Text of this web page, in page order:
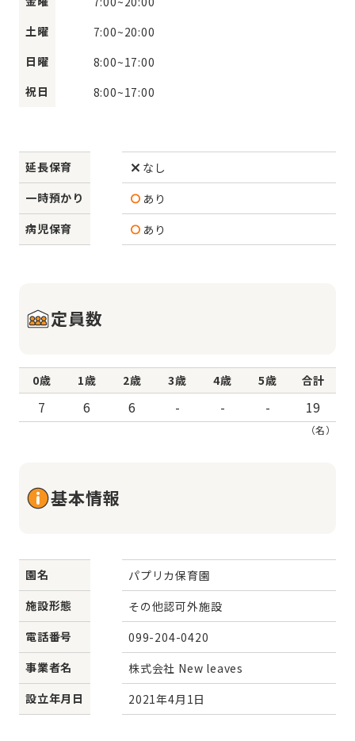
土曜
7:00~20:00
日曜
8:00~17:00
祝日
8:00~17:00
延長保育
なし
一時預かり
あり
病児保育
あり
定員数
0歳 1歳 2歳 3歳 4歳 5歳 合計
7 6 6 - - - 19
（名）
基本情報
園名
パプリカ保育園
施設形態
その他認可外施設
電話番号
099-204-0420
事業者名
株式会社 New leaves
設立年月日
2021年4月1日